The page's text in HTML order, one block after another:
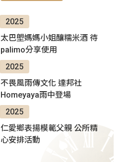
2025
太巴塱媽媽小姐釀糯米酒 待
palimo分享使用
2025
不畏風雨傳文化 達邦社
Homeyaya雨中登場
2025
仁愛鄉表揚模範父親 公所精
心安排活動